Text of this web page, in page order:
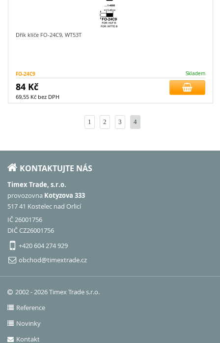
Dřík klíče FO-24C9, WT53T
FO-24C9 Skladem
84 Kč
69,55 Kč bez DPH
1 2 3 4
KONTAKTUJTE NÁS
Timex Trade, s.r.o.
provozovna Kotyzova 333
517 41 Kostelec nad Orlicí
IČ 26001756
DIČ CZ26001756
+420 604 274 929
obchod@timextrade.cz
2002 - 2026 Timex Trade s.r.o.
Reference
Novinky
Kontakt